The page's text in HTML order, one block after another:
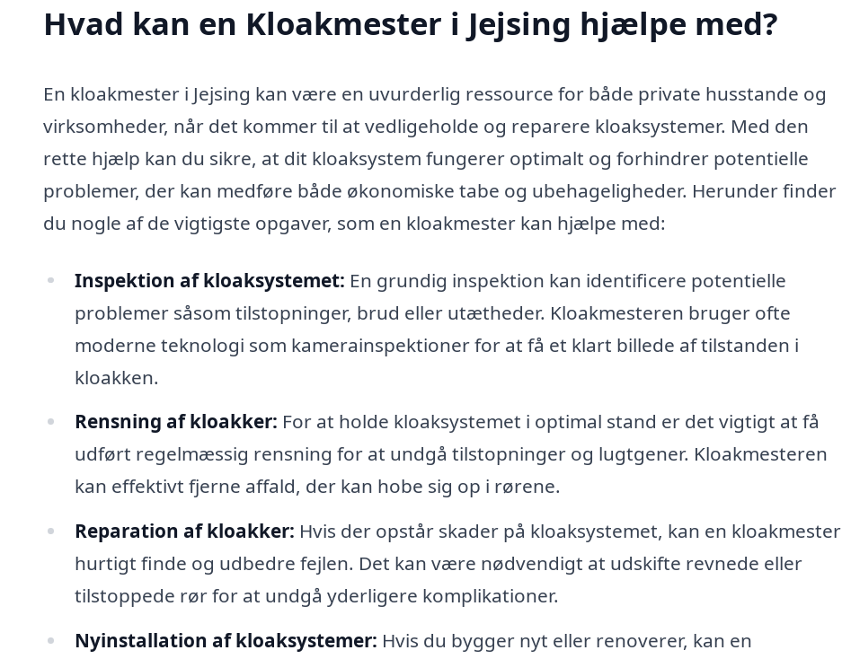
Hvad kan en Kloakmester i Jejsing hjælpe med?
En kloakmester i Jejsing kan være en uvurderlig ressource for både private husstande og
virksomheder, når det kommer til at vedligeholde og reparere kloaksystemer. Med den
rette hjælp kan du sikre, at dit kloaksystem fungerer optimalt og forhindrer potentielle
problemer, der kan medføre både økonomiske tabe og ubehageligheder. Herunder finder
du nogle af de vigtigste opgaver, som en kloakmester kan hjælpe med:
Inspektion af kloaksystemet: En grundig inspektion kan identificere potentielle
problemer såsom tilstopninger, brud eller utætheder. Kloakmesteren bruger ofte
moderne teknologi som kamerainspektioner for at få et klart billede af tilstanden i
kloakken.
Rensning af kloakker: For at holde kloaksystemet i optimal stand er det vigtigt at få
udført regelmæssig rensning for at undgå tilstopninger og lugtgener. Kloakmesteren
kan effektivt fjerne affald, der kan hobe sig op i rørene.
Reparation af kloakker: Hvis der opstår skader på kloaksystemet, kan en kloakmester
hurtigt finde og udbedre fejlen. Det kan være nødvendigt at udskifte revnede eller
tilstoppede rør for at undgå yderligere komplikationer.
Nyinstallation af kloaksystemer: Hvis du bygger nyt eller renoverer, kan en